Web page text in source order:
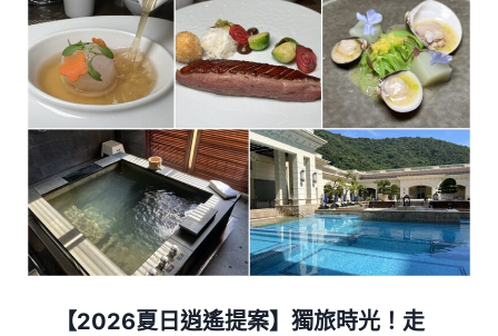
【2026夏日逍遙提案】獨旅時光！走